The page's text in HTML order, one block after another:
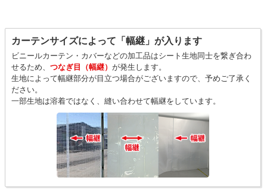
カーテンサイズによって「幅継」が入ります
ビニールカーテン・カバーなどの加工品はシート生地同士を繋ぎ合わ
せるため、 つなぎ目（幅継） が発生します。
生地によって幅継部分が目立つ場合がございますので、予めご了承く
ださい。
一部生地は溶着ではなく、縫い合わせて幅継をしています。